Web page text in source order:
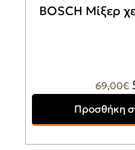
BOSCH Μίξερ
69,00€
Προσθήκη